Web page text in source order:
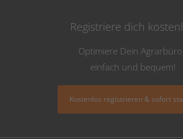
Registriere dich
Optimiere Dein
einfach und bequem!
Kostenlos registrieren & sofort